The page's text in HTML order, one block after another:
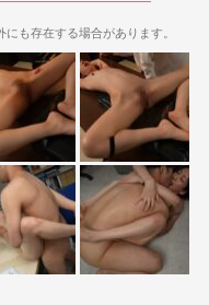
の足裏の見え具合は結構
す。迫力が無い分、足裏
感じですね。
見られるかというと、
秒弱
て1分弱
も存在する場合があります。